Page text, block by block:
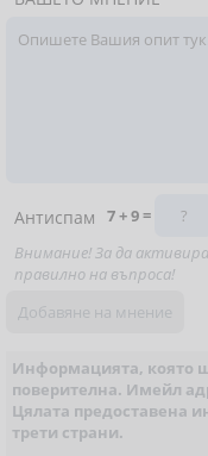
Антиспам
7 + 9 =
Внимание! За да
правилно на въпроса!
Информацията, която
поверителна. Имейл
Цялата предоставена
трети страни.